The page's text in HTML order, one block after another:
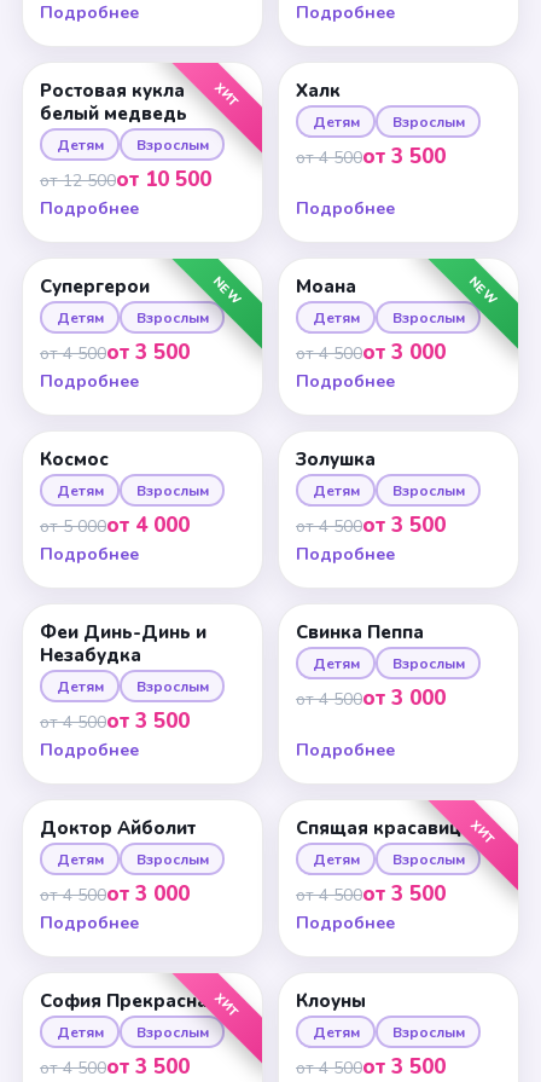
Подробнее Подробнее
ХИТ
Ростовая кукла
белый медведь
Детям Взрослым
от 12 500от 10 500
Подробнее
Халк
Детям Взрослым
от 4 500от 3 500
Подробнее
NEW
Супергерои
Детям Взрослым
от 4 500от 3 500
Подробнее
NEW
Моана
Детям Взрослым
от 4 500от 3 000
Подробнее
Космос
Детям Взрослым
от 5 000от 4 000
Подробнее
Золушка
Детям Взрослым
от 4 500от 3 500
Подробнее
Феи Динь-Динь и
Незабудка
Детям Взрослым
от 4 500от 3 500
Подробнее
Свинка Пеппа
Детям Взрослым
от 4 500от 3 000
Подробнее
Доктор Айболит
Детям Взрослым
от 4 500от 3 000
Подробнее
ХИТ
Спящая красавица
Детям Взрослым
от 4 500от 3 500
Подробнее
ХИТ
София Прекрасная
Детям Взрослым
от 4 500от 3 500
Клоуны
Детям Взрослым
от 4 500от 3 500